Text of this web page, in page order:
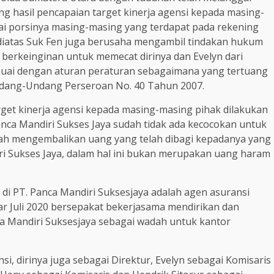
hasil pencapaian target kinerja agensi kepada masing-
porsinya masing-masing yang terdapat pada rekening
Suk Fen juga berusaha mengambil tindakan hukum
untuk memecat dirinya dan Evelyn dari
dengan aturan peraturan sebagaimana yang tertuang
Undang Perseroan No. 40 Tahun 2007.
kinerja agensi kepada masing-masing pihak dilakukan
Mandiri Sukses Jaya sudah tidak ada kecocokan untuk
mengembalikan uang yang telah dibagi kepadanya yang
Jaya, dalam hal ini bukan merupakan uang haram
PT. Panca Mandiri Suksesjaya adalah agen asuransi
2020 bersepakat bekerjasama mendirikan dan
Mandiri Suksesjaya sebagai wadah untuk kantor
dirinya juga sebagai Direktur, Evelyn sebagai Komisaris